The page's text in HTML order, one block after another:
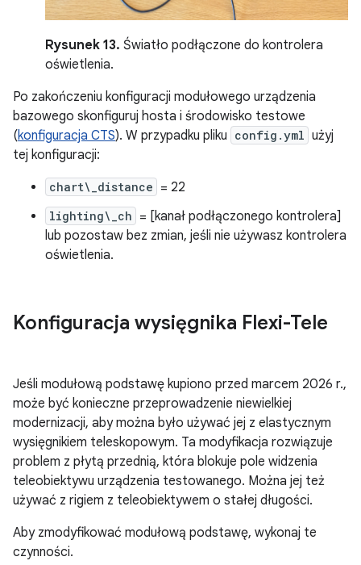
Rysunek 13. Światło podłączone do kontrolera
oświetlenia.
Po zakończeniu konfiguracji modułowego urządzenia
bazowego skonfiguruj hosta i środowisko testowe
(konfiguracja CTS). W przypadku pliku config.yml użyj
tej konfiguracji:
chart\_distance = 22
lighting\_ch = [kanał podłączonego kontrolera]
lub pozostaw bez zmian, jeśli nie używasz kontrolera
oświetlenia.
Konfiguracja wysięgnika Flexi-Tele
Jeśli modułową podstawę kupiono przed marcem 2026 r.,
może być konieczne przeprowadzenie niewielkiej
modernizacji, aby można było używać jej z elastycznym
wysięgnikiem teleskopowym. Ta modyfikacja rozwiązuje
problem z płytą przednią, która blokuje pole widzenia
teleobiektywu urządzenia testowanego. Można jej też
używać z rigiem z teleobiektywem o stałej długości.
Aby zmodyfikować modułową podstawę, wykonaj te
czynności.